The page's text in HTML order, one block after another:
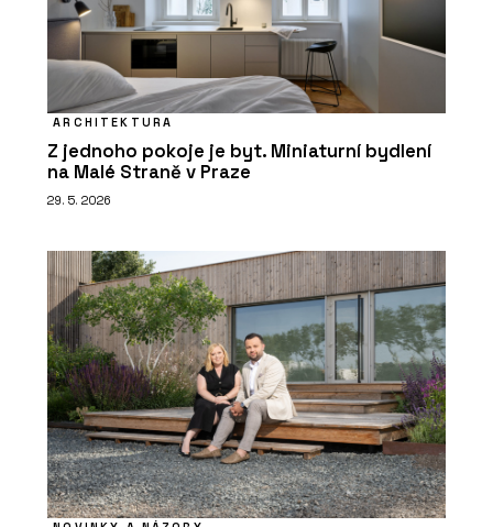
ARCHITEKTURA
Z jednoho pokoje je byt. Miniaturní bydlení
na Malé Straně v Praze
29. 5. 2026